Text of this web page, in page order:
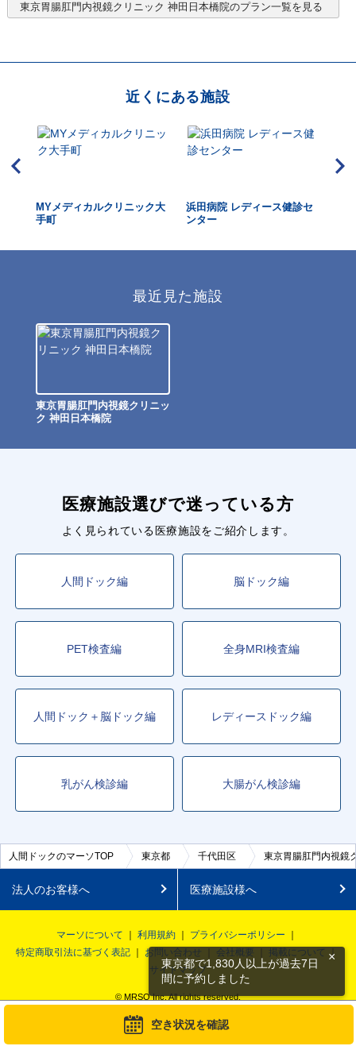
空き状況を確認
東京胃腸肛門内視鏡クリニック 神田日本橋院のプラン一覧を見る
近くにある施設
MYメディカルクリニック大
手町
浜田病院 レディース健診セ
ンター
最近見た施設
東京胃腸肛門内視鏡クリニッ
ク 神田日本橋院
医療施設選びで迷っている方
よく見られている医療施設をご紹介します。
人間ドック編 脳ドック編
PET検査編 全身MRI検査編
人間ドック＋脳ドック編 レディースドック編
乳がん検診編 大腸がん検診編
人間ドックのマーソTOP 東京都 千代田区 東京胃腸肛門内視鏡
法人のお客様へ 医療施設様へ
マーソについて 利用規約
プライバシーポリシー
特定商取引法に基づく表記
お問い合わせ 会社概要
掲載について
サイトマップ
© MRSO Inc. All rights reserved.
東京都で1,830人以上が過去7日
間に予約しました
×